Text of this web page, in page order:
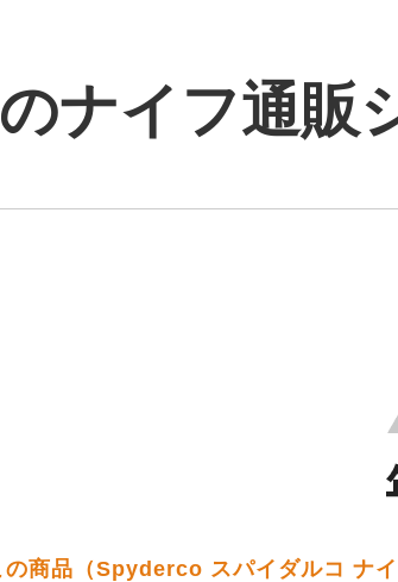
ナイフ通販
の商品（Spyderco スパイダルコ ナ